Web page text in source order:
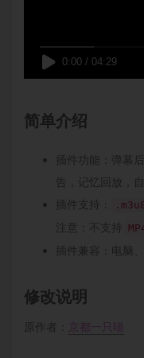
简单介绍
插件功能：弹幕
告，记忆回放，
插件支持：
注意：不支持
插件兼容：电脑
修改说明
原作者： 京都一只喵